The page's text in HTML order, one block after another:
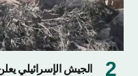
الجيش الإسرائيلي